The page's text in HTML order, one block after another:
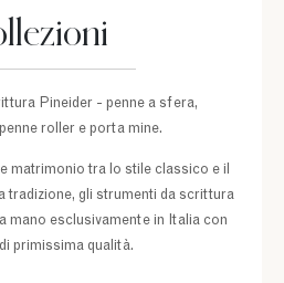
Pineider - penne a sfera,
roller e porta mine.
matrimonio tra lo stile classico e il
tradizione, gli strumenti da scrittura
mano esclusivamente in Italia con
primissima qualità.